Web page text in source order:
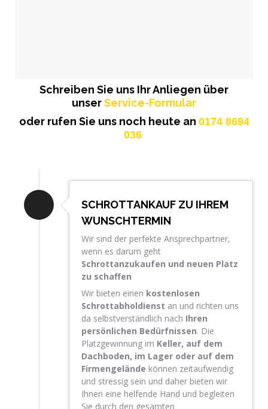
Schreiben Sie uns Ihr Anliegen über
unserService-Formular
oder rufen Sie uns noch heute an 0174 8694
036
SCHROTTANKAUF ZU IHREM
WUNSCHTERMIN
Wir sind der perfekte Ansprechpartner,
wenn es darum geht
Schrottanzukaufen und neuen Platz
zu schaffen
Wir bieten einen kostenlosen
Schrottabholdienst an und richten uns
da selbstverständlich nach Ihren
persönlichen Bedürfnissen. Die
Platzgewinnung im Keller, auf dem
Dachboden, im Lager oder auf dem
Firmengelände können zeitaufwendig
und stressig sein und daher bieten wir
Ihnen eine helfende Hand und begleiten
Sie durch den gesamten